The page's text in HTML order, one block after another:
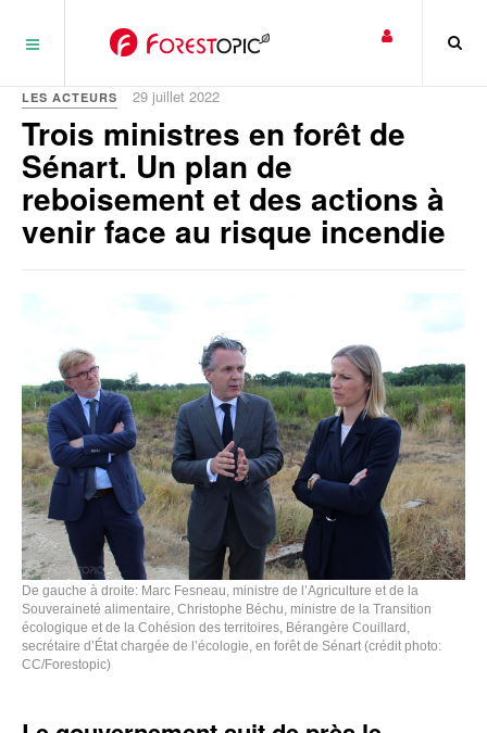
LES ACTEURS 29 juillet 2022
Trois ministres en forêt de
Sénart. Un plan de
reboisement et des actions à
venir face au risque incendie
De gauche à droite: Marc Fesneau, ministre de l’Agriculture et de la
Souveraineté alimentaire, Christophe Béchu, ministre de la Transition
écologique et de la Cohésion des territoires, Bérangère Couillard,
secrétaire d’État chargée de l’écologie, en forêt de Sénart (crédit photo:
CC/Forestopic)